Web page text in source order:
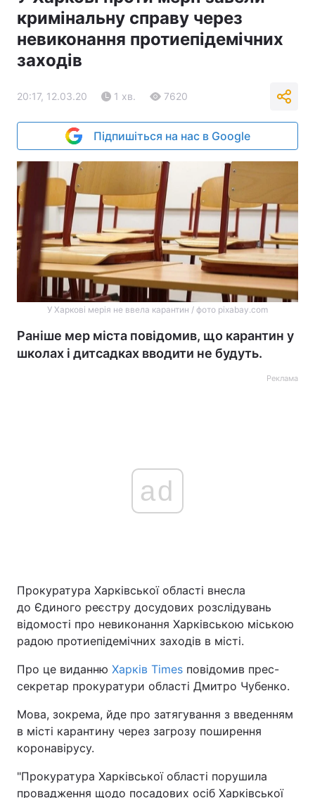
кримінальну справу через
невиконання протиепідемічних
заходів
20:17, 12.03.20 1 хв. 7620
Підпишіться на нас в Google
У Харкові мерія не ввела карантин / фото pixabay.com
Раніше мер міста повідомив, що карантин у
школах і дитсадках вводити не будуть.
Реклама
ad
Прокуратура Харківської області внесла
до Єдиного реєстру досудових розслідувань
відомості про невиконання Харківською міською
радою протиепідемічних заходів в місті.
Про це виданню Харків Times повідомив прес-
секретар прокуратури області Дмитро Чубенко.
Мова, зокрема, йде про затягування з введенням
в місті карантину через загрозу поширення
коронавірусу.
"Прокуратура Харківської області порушила
провадження щодо посадових осіб Харківської